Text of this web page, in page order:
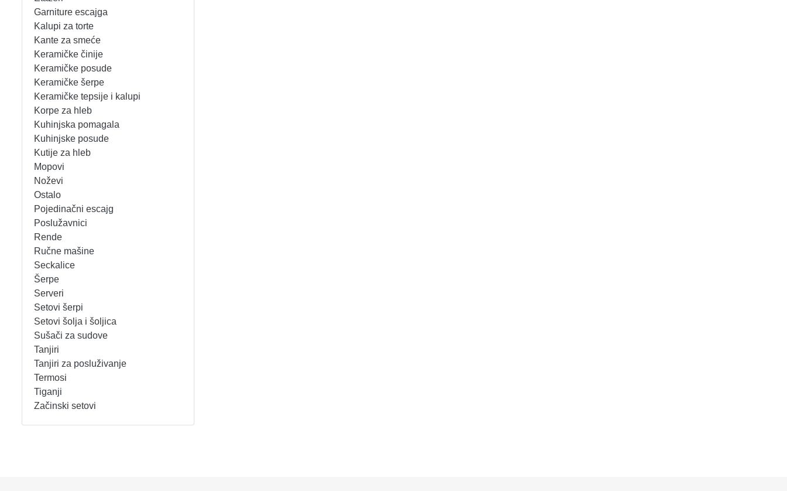
MULTI STAJLERI
NUTRI PRACTIC
OSTALO ELEC
PANELNE GREJALICE
PEGLE
PEGLE ZA KOSU
PIZZA PEKAČI
PODNE VAGE
REŠOI
SECKALICE
SOKOVNICI
TOSTERI
USISIVAČI
VENTILATORI
OSTALO
POJEDINAČNI ESCAJG
POSLUŽAVNICI
RENDE
RUČNE MAŠINE
SECKALICE
ŠERPE
SERVERI
SETOVI ŠERPI
SETOVI ŠOLJA I ŠOLJICA
SUŠAČI ZA SUDOVE
TANJIRI
TANJIRI ZA POSLUŽIVANJE
TERMOSI
TIGANJI
Garniture escajga
Kalupi za torte
Kante za smeće
Keramičke činije
Keramičke posude
Keramičke šerpe
Keramičke tepsije i kalupi
Korpe za hleb
Kuhinjska pomagala
Kuhinjske posude
Kutije za hleb
Mopovi
Noževi
Ostalo
Pojedinačni escajg
Poslužavnici
Rende
Ručne mašine
Seckalice
Šerpe
Serveri
Setovi šerpi
Setovi šolja i šoljica
Sušači za sudove
Tanjiri
Tanjiri za posluživanje
Termosi
Tiganji
Začinski setovi